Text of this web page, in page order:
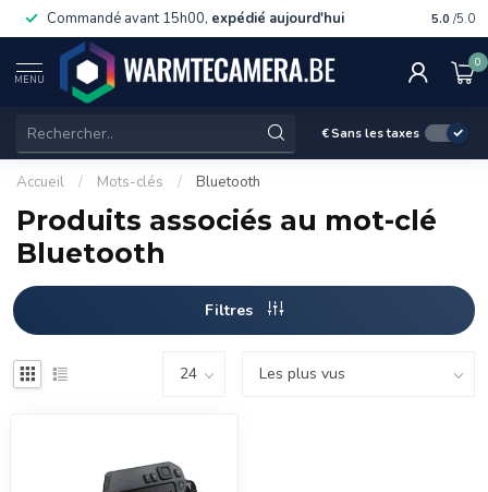
Commandé avant 15h00, expédié aujourd'hui 5.0 /5.0
MENU
0
€Sans les taxes
Accueil / Mots-clés / Bluetooth
Produits associés au mot-clé
Bluetooth
Filtres